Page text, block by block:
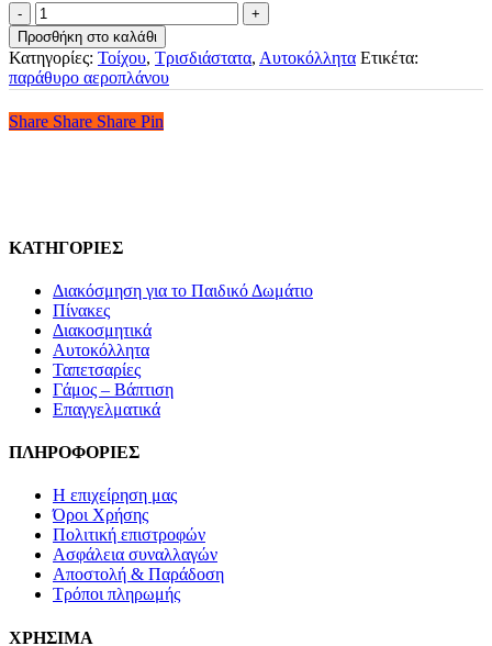
3D
Αυτοκόλλητο
Τοίχου
-
Ουρανοξύστες
Πάνω
Από
Προσθήκη στο καλάθι
Κατηγορίες: Τοίχου, Τρισδιάστατα, Αυτοκόλλητα Ετικέτα:
παράθυρο αεροπλάνου
Share
Share Share Share Pin
ΚΑΤΗΓΟΡΙΕΣ
Διακόσμηση για το Παιδικό Δωμάτιο
Πίνακες
Διακοσμητικά
Αυτοκόλλητα
Ταπετσαρίες
Γάμος – Βάπτιση
Επαγγελματικά
ΠΛΗΡΟΦΟΡΙΕΣ
Η επιχείρηση μας
Όροι Χρήσης
Πολιτική επιστροφών
Ασφάλεια συναλλαγών
Αποστολή & Παράδοση
Τρόποι πληρωμής
ΧΡΗΣΙΜΑ